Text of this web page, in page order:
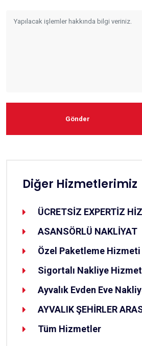
Diğer Hizmetlerimiz
ÜCRETSİZ EXPERTİZ
ASANSÖRLÜ NAKLİYAT
Özel Paketleme Hizmeti
Sigortalı Nakliye
Ayvalık Evden Eve
AYVALIK ŞEHİRLER
Tüm Hizmetler